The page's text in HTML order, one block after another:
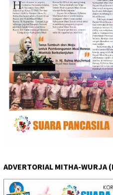
ADVERTORIAL MITHA-WURJA